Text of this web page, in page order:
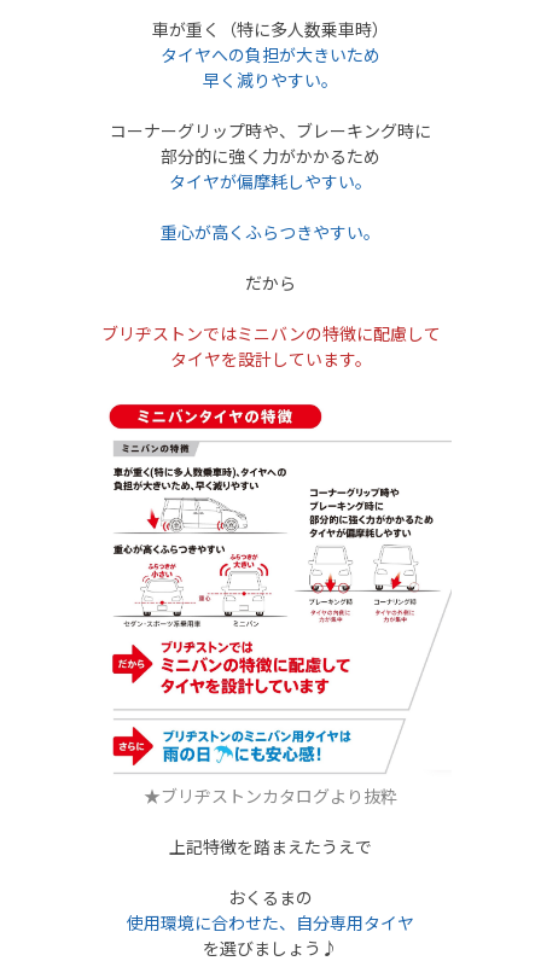
車が重く（特に多人数乗車時）
タイヤへの負担が大きいため
早く減りやすい。
コーナーグリップ時や、ブレーキング時に
部分的に強く力がかかるため
タイヤが偏摩耗しやすい。
重心が高くふらつきやすい。
だから
ブリヂストンではミニバンの特徴に配慮して
タイヤを設計しています。
★ブリヂストンカタログより抜粋
上記特徴を踏まえたうえで
おくるまの
使用環境に合わせた、 自分専用タイヤ
を選びましょう♪